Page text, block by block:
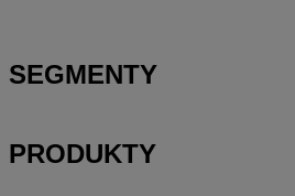
SEGMENTY
PRODUKTY